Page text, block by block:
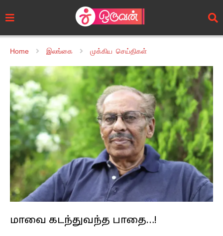
Home இலங்கை முக்கிய செய்திகள்
மாவை கடந்துவந்த பாதை…!